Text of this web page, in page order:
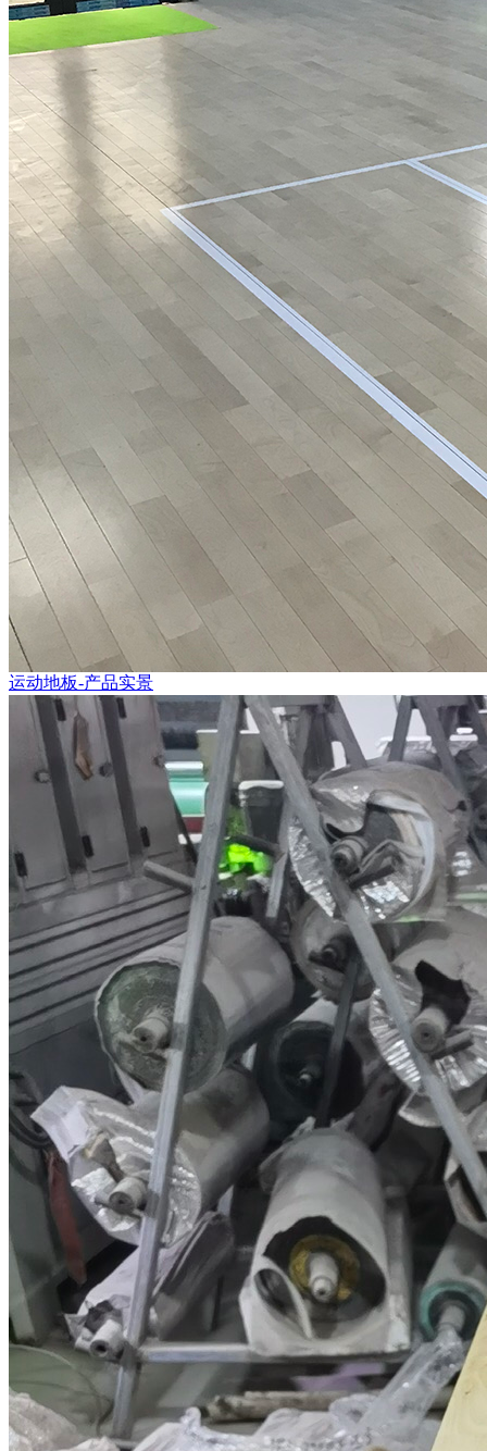
运动地板-产品实景